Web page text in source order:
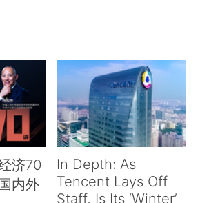
济70
内外
In Depth: As
Tencent Lays Off
Staff, Is Its ‘Winter’